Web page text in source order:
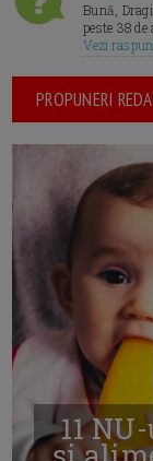
Bună,
peste 38
Vezi
PROPUNERI
11